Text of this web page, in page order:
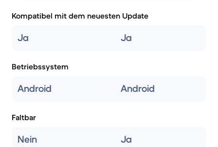
Kompatibel mit dem neuesten Update
Ja Ja
Betriebssystem
Android Android
Faltbar
Nein Ja